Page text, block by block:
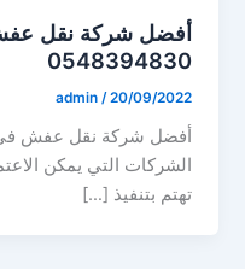
أفضل شركة نقل
0548394830
admin /20/09/2022
أفضل شركة نقل عفش
الشركات التي يمكن
تهتم بتنفيذ […]